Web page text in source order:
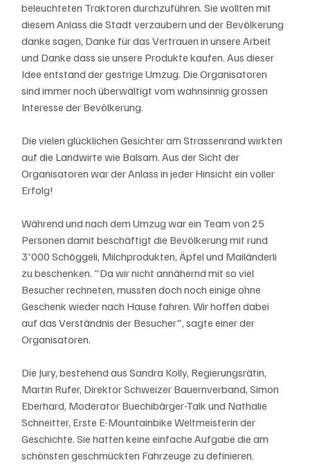
beleuchteten Traktoren durchzuführen. Sie wollten mit
diesem Anlass die Stadt verzaubern und der Bevölkerung
danke sagen, Danke für das Vertrauen in unsere Arbeit
und Danke dass sie unsere Produkte kaufen. Aus dieser
Idee entstand der gestrige Umzug. Die Organisatoren
sind immer noch überwältigt vom wahnsinnig grossen
Interesse der Bevölkerung.
Die vielen glücklichen Gesichter am Strassenrand wirkten
auf die Landwirte wie Balsam. Aus der Sicht der
Organisatoren war der Anlass in jeder Hinsicht ein voller
Erfolg!
Während und nach dem Umzug war ein Team von 25
Personen damit beschäftigt die Bevölkerung mit rund
3'000 Schöggeli, Milchprodukten, Äpfel und Mailänderli
zu beschenken. "Da wir nicht annähernd mit so viel
Besucher rechneten, mussten doch noch einige ohne
Geschenk wieder nach Hause fahren. Wir hoffen dabei
auf das Verständnis der Besucher", sagte einer der
Organisatoren.
Die Jury, bestehend aus Sandra Kolly, Regierungsrätin,
Martin Rufer, Direktor Schweizer Bauernverband, Simon
Eberhard, Moderator Buechibärger-Talk und Nathalie
Schneitter, Erste E-Mountainbike Weltmeisterin der
Geschichte. Sie hatten keine einfache Aufgabe die am
schönsten geschmückten Fahrzeuge zu definieren.